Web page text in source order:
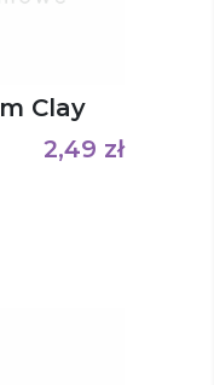
Worek ze sznurkiem Clay
2,49 zł